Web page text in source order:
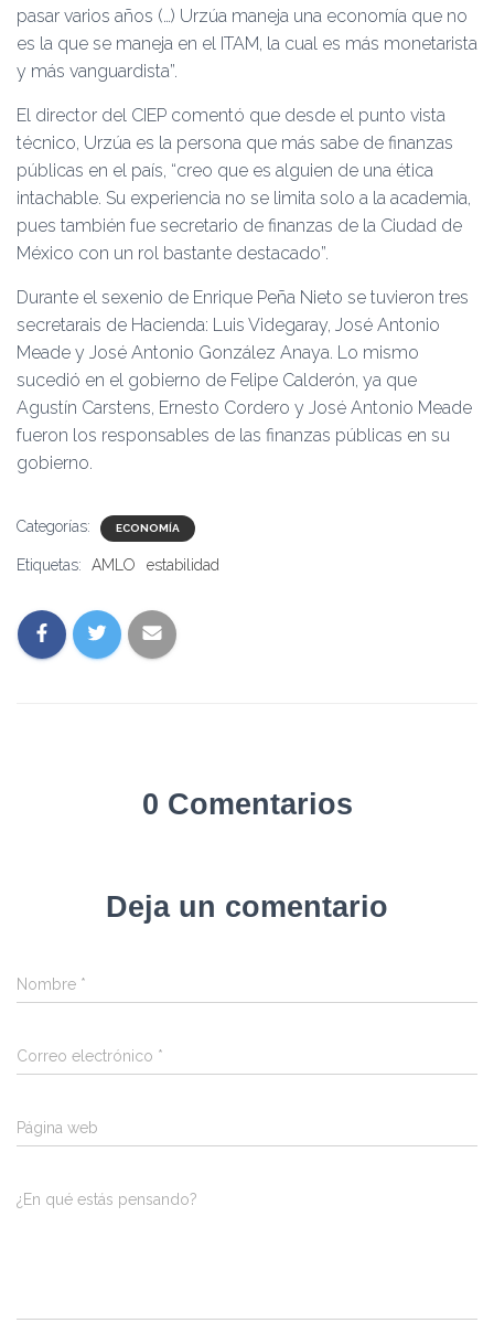
pasar varios años (…) Urzúa maneja una economía que no
es la que se maneja en el ITAM, la cual es más monetarista
y más vanguardista”.
El director del CIEP comentó que desde el punto vista
técnico, Urzúa es la persona que más sabe de finanzas
públicas en el país, “creo que es alguien de una ética
intachable. Su experiencia no se limita solo a la academia,
pues también fue secretario de finanzas de la Ciudad de
México con un rol bastante destacado”.
Durante el sexenio de Enrique Peña Nieto se tuvieron tres
secretarais de Hacienda: Luis Videgaray, José Antonio
Meade y José Antonio González Anaya. Lo mismo
sucedió en el gobierno de Felipe Calderón, ya que
Agustín Carstens, Ernesto Cordero y José Antonio Meade
fueron los responsables de las finanzas públicas en su
gobierno.
Categorías: ECONOMÍA
Etiquetas: AMLO estabilidad
0 Comentarios
Deja un comentario
Nombre *
Correo electrónico *
Página web
¿En qué estás pensando?